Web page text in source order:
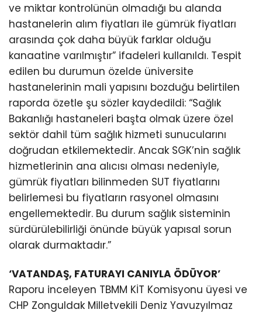
ve miktar kontrolünün olmadığı bu alanda
hastanelerin alım fiyatları ile gümrük fiyatları
arasında çok daha büyük farklar olduğu
kanaatine varılmıştır” ifadeleri kullanıldı. Tespit
edilen bu durumun özelde üniversite
hastanelerinin mali yapısını bozduğu belirtilen
raporda özetle şu sözler kaydedildi: “Sağlık
Bakanlığı hastaneleri başta olmak üzere özel
sektör dahil tüm sağlık hizmeti sunucularını
doğrudan etkilemektedir. Ancak SGK’nin sağlık
hizmetlerinin ana alıcısı olması nedeniyle,
gümrük fiyatları bilinmeden SUT fiyatlarını
belirlemesi bu fiyatların rasyonel olmasını
engellemektedir. Bu durum sağlık sisteminin
sürdürülebilirliği önünde büyük yapısal sorun
olarak durmaktadır.”
‘VATANDAŞ, FATURAYI CANIYLA ÖDÜYOR’
Raporu inceleyen TBMM KİT Komisyonu üyesi ve
CHP Zonguldak Milletvekili Deniz Yavuzyılmaz